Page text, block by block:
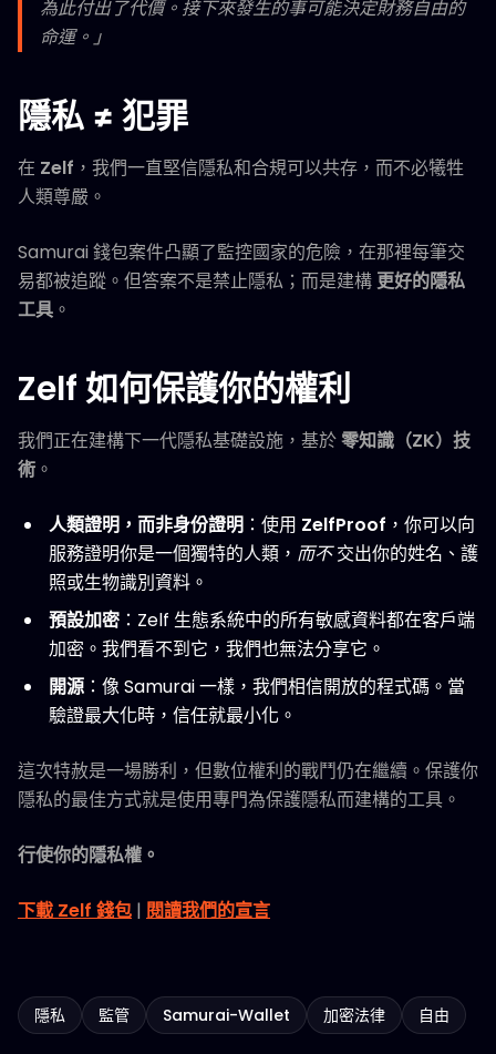
為此付出了代價。接下來發生的事可能決定財務自由的
命運。」
隱私 ≠ 犯罪
在 Zelf ，我們一直堅信隱私和合規可以共存，而不必犧牲
人類尊嚴。
Samurai 錢包案件凸顯了監控國家的危險，在那裡每筆交
易都被追蹤。但答案不是禁止隱私；而是建構更好的隱私
工具 。
Zelf 如何保護你的權利
我們正在建構下一代隱私基礎設施，基於零知識（ZK）技
術 。
人類證明，而非身份證明 ：使用 ZelfProof ，你可以向
服務證明你是一個獨特的人類， 而不交出你的姓名、護
照或生物識別資料。
預設加密 ：Zelf 生態系統中的所有敏感資料都在客戶端
加密。我們看不到它，我們也無法分享它。
開源 ：像 Samurai 一樣，我們相信開放的程式碼。當
驗證最大化時，信任就最小化。
這次特赦是一場勝利，但數位權利的戰鬥仍在繼續。保護你
隱私的最佳方式就是使用專門為保護隱私而建構的工具。
行使你的隱私權。
下載 Zelf 錢包 | 閱讀我們的宣言
隱私 監管 Samurai-Wallet 加密法律 自由